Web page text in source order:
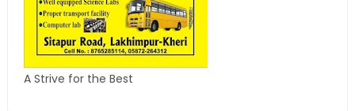
A Strive for the Best